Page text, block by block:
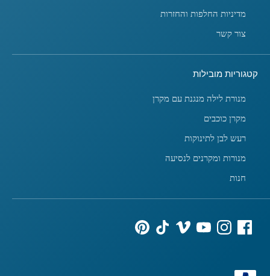
מדיניות החלפות והחזרות
צור קשר
קטגוריות מובילות
מנורת לילה מנגנת עם מקרן
מקרן כוכבים
רעש לבן לתינוקות
מנורות ומקרנים לנסיעה
חנות
אמצעי